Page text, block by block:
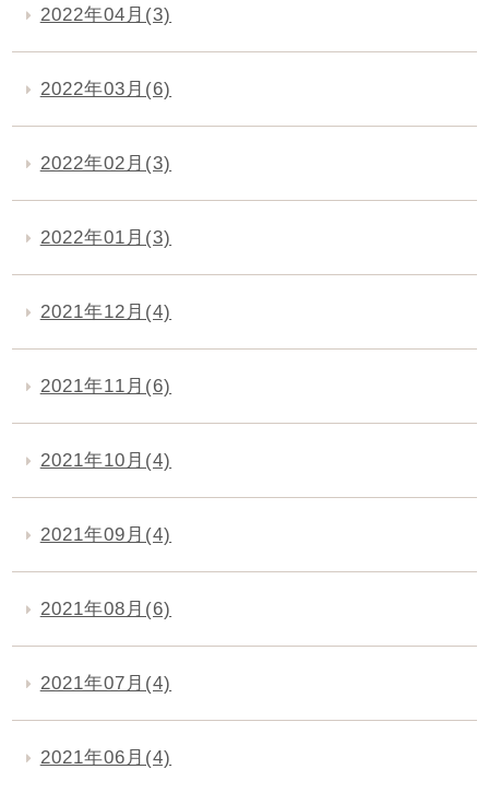
2022年04月(3)
2022年03月(6)
2022年02月(3)
2022年01月(3)
2021年12月(4)
2021年11月(6)
2021年10月(4)
2021年09月(4)
2021年08月(6)
2021年07月(4)
2021年06月(4)